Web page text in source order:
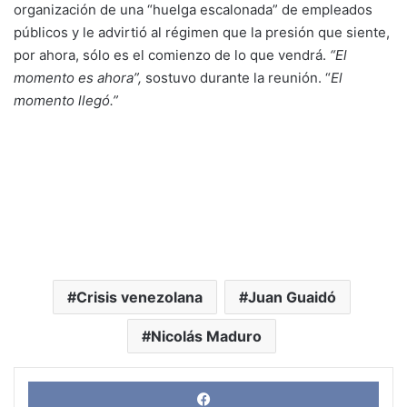
organización de una “huelga escalonada” de empleados
públicos y le advirtió al régimen que la presión que siente,
por ahora, sólo es el comienzo de lo que vendrá. “El
momento es ahora”, sostuvo durante la reunión. “El
momento llegó.”
Crisis venezolana Juan Guaidó
Nicolás Maduro